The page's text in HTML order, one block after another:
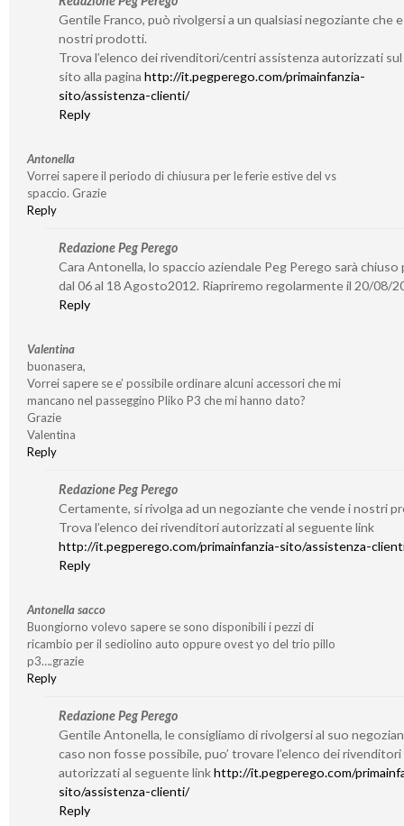
Gentile Franco, può rivolgersi a un qualsiasi negoziante che
nostri prodotti.
Trova l’elenco dei rivenditori/centri assistenza autorizzati
sito alla pagina http://it.pegperego.com/primainfanzia-
sito/assistenza-clienti/
Reply
Antonella
Vorrei sapere il periodo di chiusura per le ferie estive del vs
spaccio. Grazie
Reply
Redazione Peg Perego
Cara Antonella, lo spaccio aziendale Peg Perego sarà chiuso
dal 06 al 18 Agosto2012. Riapriremo regolarmente il 20/08/
Reply
Valentina
buonasera,
Vorrei sapere se e’ possibile ordinare alcuni accessori che mi
mancano nel passeggino Pliko P3 che mi hanno dato?
Grazie
Valentina
Reply
Redazione Peg Perego
Certamente, si rivolga ad un negoziante che vende i nostri
Trova l’elenco dei rivenditori autorizzati al seguente link
http://it.pegperego.com/primainfanzia-sito/assistenza-
Reply
Antonella sacco
Buongiorno volevo sapere se sono disponibili i pezzi di
ricambio per il sediolino auto oppure ovest yo del trio pillo
p3….grazie
Reply
Redazione Peg Perego
Gentile Antonella, le consigliamo di rivolgersi al suo
caso non fosse possibile, puo’ trovare l’elenco dei rivenditori
autorizzati al seguente linkhttp://it.pegperego.com/
sito/assistenza-clienti/
Reply